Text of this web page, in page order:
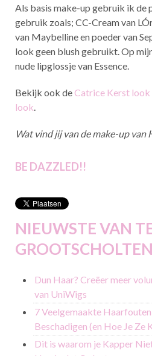
Als basis make-up gebruik ik de
gebruik zoals; CC-Cream van
van Maybelline en poeder van
look geen blush gebruikt. Op
nude lipglossje van Essence.
Bekijk ook deCatrice Kerst look
look.
Wat vind jij van de make-up van
BE DAZZLED!!
NIEUWSTE VAN
GROOTSCHOLTEN
Dun Haar? Creëer meer
van UniWigs
7 Veelgemaakte
Beschadigen (en Hoe Je Ze
Dit is waarom je Kapper